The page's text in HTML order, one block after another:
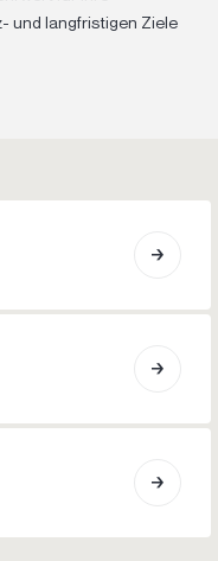
und langfristigen Ziele